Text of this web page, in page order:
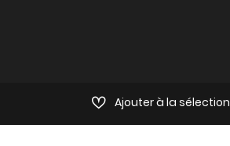
Ajouter à la sélection